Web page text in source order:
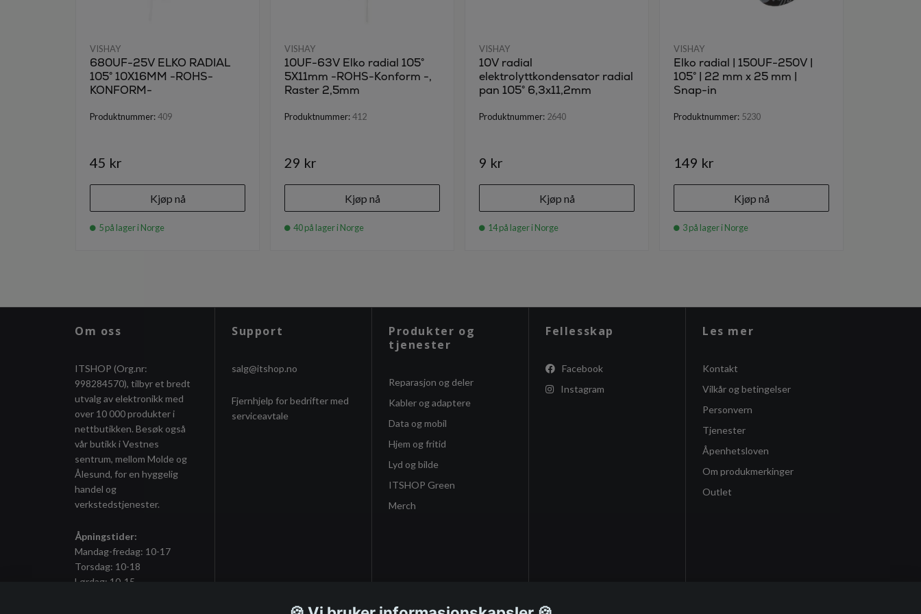
VISHAY
680UF-25V ELKO RADIAL
105° 10X16MM -ROHS-
KONFORM-
Produktnummer:409
45 kr
Kjøp nå
5 på lager i Norge
VISHAY
10UF-63V Elko radial 105°
5X11mm -ROHS-Konform -,
Raster 2,5mm
Produktnummer:412
29 kr
Kjøp nå
40 på lager i Norge
VISHAY
10V radial
elektrolyttkondensator radial
pan 105° 6,3x11,2mm
Produktnummer: 2640
9 kr
Kjøp nå
14 på lager i Norge
VISHAY
Elko radial | 150UF-250V |
105° | 22 mm x 25 mm |
Snap-in
Produktnummer: 5230
149 kr
Kjøp nå
3 på lager i Norge
Om oss
ITSHOP (Org.nr:
998284570), tilbyr et bredt
utvalg av elektronikk med
over 10 000 produkter i
nettbutikken. Besøk også
vår butikk i Vestnes
sentrum, mellom Molde og
Ålesund, for en hyggelig
handel og
verkstedstjenester.
Åpningstider:
Mandag-fredag: 10-17
Torsdag: 10-18
Lørdag: 10-15
Support
salg@itshop.no
Fjernhjelp for bedrifter med
serviceavtale
Produkter og
tjenester
Reparasjon og deler
Kabler og adaptere
Data og mobil
Hjem og fritid
Lyd og bilde
ITSHOP Green
Merch
Fellesskap
Facebook
Instagram
Les mer
Kontakt
Vilkår og betingelser
Personvern
Tjenester
Åpenhetsloven
Om produkmerkinger
Outlet